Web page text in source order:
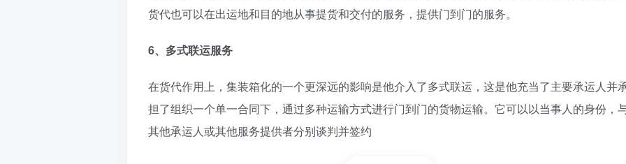
货代也可以在出运地和目的地从事提货和交付的服务，提供门到门的服务。
6、多式联运服务
在货代作用上，集装箱化的一个更深远的影响是他介入了多式联运，这是他充当了主要承运人并
担了组织一个单一合同下，通过多种运输方式进行门到门的货物运输。它可以以当事人的身份，
其他承运人或其他服务提供者分别谈判并签约